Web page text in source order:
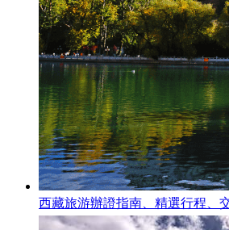
西藏旅游辦證指南、精選行程